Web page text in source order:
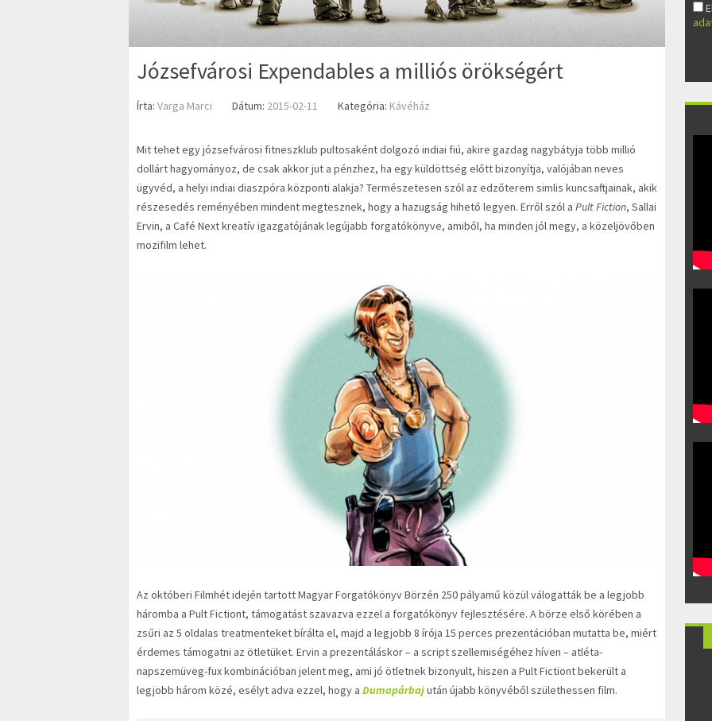
Józsefvárosi Expendables a milliós örökségért
Írta: Varga Marci Dátum: 2015-02-11 Kategória: Kávéház
Mit tehet egy józsefvárosi fitneszklub pultosaként dolgozó indiai fiú, akire gazdag nagybátyja több millió
dollárt hagyományoz, de csak akkor jut a pénzhez, ha egy küldöttség előtt bizonyítja, valójában neves
ügyvéd, a helyi indiai diaszpóra központi alakja? Természetesen szól az edzőterem simlis kuncsaftjainak, akik
részesedés reményében mindent megtesznek, hogy a hazugság hihető legyen. Erről szól a Pult Fiction, Sallai
Ervin, a Café Next kreatív igazgatójának legújabb forgatókönyve, amiből, ha minden jól megy, a közeljövőben
mozifilm lehet.
Az októberi Filmhét idején tartott Magyar Forgatókönyv Börzén 250 pályamű közül válogatták be a legjobb
háromba a Pult Fictiont, támogatást szavazva ezzel a forgatókönyv fejlesztésére. A börze első körében a
zsűri az 5 oldalas treatmenteket bírálta el, majd a legjobb 8 írója 15 perces prezentációban mutatta be, miért
érdemes támogatni az ötletüket. Ervin a prezentáláskor – a script szellemiségéhez híven – atléta-
napszemüveg-fux kombinációban jelent meg, ami jó ötletnek bizonyult, hiszen a Pult Fictiont bekerült a
legjobb három közé, esélyt adva ezzel, hogy a Dumapárbajután újabb könyvéből születhessen film.